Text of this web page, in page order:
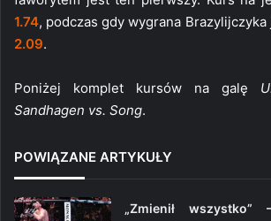
1.74, podczas gdy wygrana
2.09.
Poniżej komplet kursów na galę
Sandhagen vs. Song.
POWIĄZANE ARTYKUŁY
„Zmienił